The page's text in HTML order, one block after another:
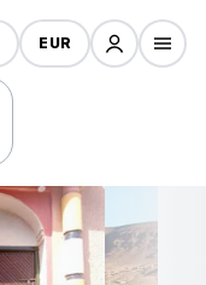
EUR